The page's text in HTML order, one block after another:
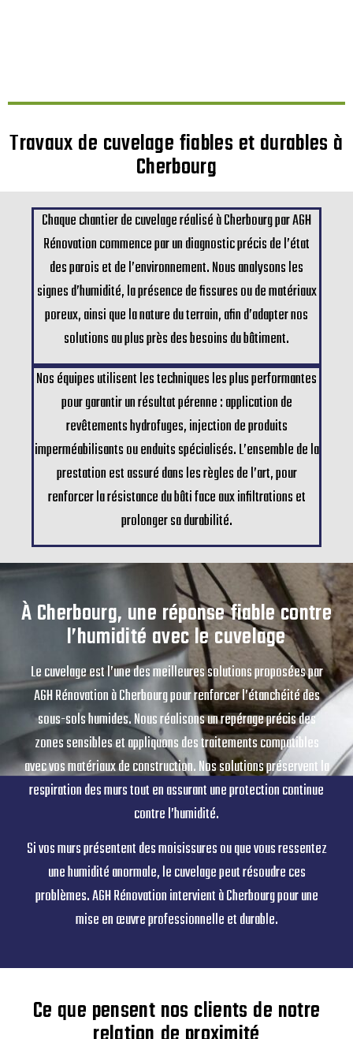
Travaux de cuvelage fiables et durables à
Cherbourg
Chaque chantier de cuvelage réalisé à Cherbourg par AGH
Rénovation commence par un diagnostic précis de l’état
des parois et de l’environnement. Nous analysons les
signes d’humidité, la présence de fissures ou de matériaux
poreux, ainsi que la nature du terrain, afin d’adapter nos
solutions au plus près des besoins du bâtiment.
Nos équipes utilisent les techniques les plus performantes
pour garantir un résultat pérenne : application de
revêtements hydrofuges, injection de produits
imperméabilisants ou enduits spécialisés. L’ensemble de la
prestation est assuré dans les règles de l’art, pour
renforcer la résistance du bâti face aux infiltrations et
prolonger sa durabilité.
À Cherbourg, une réponse fiable contre
l’humidité avec le cuvelage
Le cuvelage est l’une des meilleures solutions proposées par
AGH Rénovation à Cherbourg pour renforcer l’étanchéité des
sous-sols humides. Nous réalisons un repérage précis des
zones sensibles et appliquons des traitements compatibles
avec vos matériaux de construction. Nos solutions préservent la
respiration des murs tout en assurant une protection continue
contre l’humidité.
Si vos murs présentent des moisissures ou que vous ressentez
une humidité anormale, le cuvelage peut résoudre ces
problèmes. AGH Rénovation intervient à Cherbourg pour une
mise en œuvre professionnelle et durable.
Ce que pensent nos clients de notre